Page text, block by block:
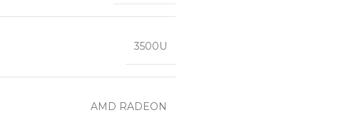
3500U
AMD RADEON